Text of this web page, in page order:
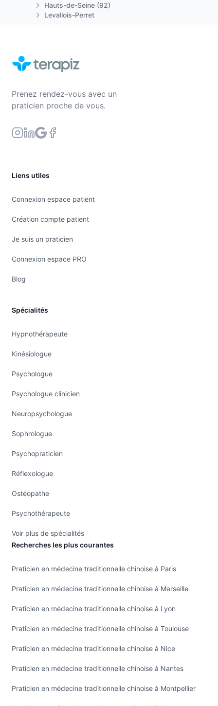
Hauts-de-Seine (92)
Levallois-Perret
Prenez rendez-vous avec un
praticien proche de vous.
Liens utiles
Connexion espace patient
Création compte patient
Je suis un praticien
Connexion espace PRO
Blog
Spécialités
Hypnothérapeute
Kinésiologue
Psychologue
Psychologue clinicien
Neuropsychologue
Sophrologue
Psychopraticien
Réflexologue
Ostéopathe
Psychothérapeute
Voir plus de spécialités
Recherches les plus courantes
Praticien en médecine traditionnelle chinoise à Paris
Praticien en médecine traditionnelle chinoise à Marseille
Praticien en médecine traditionnelle chinoise à Lyon
Praticien en médecine traditionnelle chinoise à Toulouse
Praticien en médecine traditionnelle chinoise à Nice
Praticien en médecine traditionnelle chinoise à Nantes
Praticien en médecine traditionnelle chinoise à Montpellier